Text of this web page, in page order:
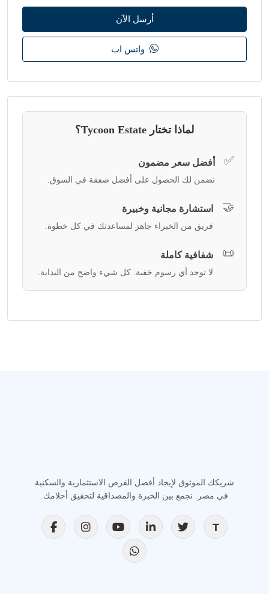
أرسل الآن
واتس اب
لماذا تختار Tycoon Estate؟
✅ أفضل سعر مضمون
نضمن لك الحصول على أفضل صفقة في السوق.
🤝 استشارة مجانية وخبيرة
فريق من الخبراء جاهز لمساعدتك في كل خطوة.
📜 شفافية كاملة
لا توجد أي رسوم خفية. كل شيء واضح من البداية.
شريكك الموثوق لإيجاد أفضل الفرص الاستثمارية والسكنية
في مصر. نجمع بين الخبرة والمصداقية لتحقيق أحلامك.